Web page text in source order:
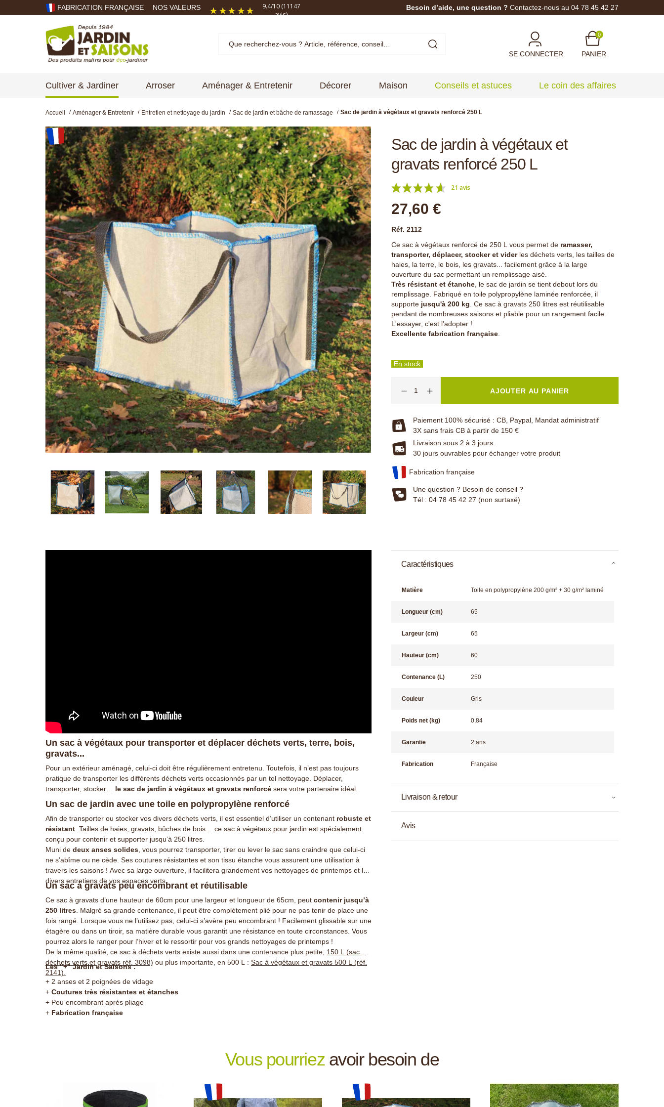
FABRICATION FRANÇAISE NOS VALEURS
avis)
Besoin d’aide, une question ? Contactez-nous au 04 78 45 42 27
SE CONNECTER PANIER
0
Cultiver & Jardiner Arroser Aménager & Entretenir Décorer Maison Conseils et astuces Le coin des affaires
Accueil Aménager & Entretenir Entretien et nettoyage du jardin Sac de jardin et bâche de ramassage Sac de jardin à végétaux et gravats renforcé 250 L
Sac de jardin à végétaux et
gravats renforcé 250 L
21 avis
27,60 €
Réf. 2112
Ce sac à végétaux renforcé de 250 L vous permet de ramasser,
transporter, déplacer, stocker et vider les déchets verts, les tailles de
haies, la terre, le bois, les gravats... facilement grâce à la large
ouverture du sac permettant un remplissage aisé.
Très résistant et étanche, le sac de jardin se tient debout lors du
remplissage. Fabriqué en toile polypropylène laminée renforcée, il
supporte jusqu'à 200 kg . Ce sac à gravats 250 litres est réutilisable
pendant de nombreuses saisons et pliable pour un rangement facile.
L'essayer, c'est l'adopter !
Excellente fabrication française.
En stock
AJOUTER AU PANIER
Paiement 100% sécurisé : CB, Paypal, Mandat administratif
3X sans frais CB à partir de 150 €
Livraison sous 2 à 3 jours.
30 jours ouvrables pour échanger votre produit
Fabrication française
Une question ? Besoin de conseil ?
Tél : 04 78 45 42 27 (non surtaxé)
Un sac à végétaux pour transporter et déplacer déchets verts, terre, bois,
gravats...
Pour un extérieur aménagé, celui-ci doit être régulièrement entretenu. Toutefois, il n’est pas toujours
pratique de transporter les différents déchets verts occasionnés par un tel nettoyage. Déplacer,
transporter, stocker… le sac de jardin à végétaux et gravats renforcé sera votre partenaire idéal.
Un sac de jardin avec une toile en polypropylène renforcé
Afin de transporter ou stocker vos divers déchets verts, il est essentiel d’utiliser un contenant robuste et
résistant . Tailles de haies, gravats, bûches de bois… ce sac à végétaux pour jardin est spécialement
conçu pour contenir et supporter jusqu’à 250 litres.
Muni de deux anses solides , vous pourrez transporter, tirer ou lever le sac sans craindre que celui-ci
ne s’abîme ou ne cède. Ses coutures résistantes et son tissu étanche vous assurent une utilisation à
travers les saisons ! Avec sa large ouverture, il facilitera grandement vos nettoyages de printemps et les
divers entretiens de vos espaces verts.
Un sac à gravats peu encombrant et réutilisable
Ce sac à gravats d’une hauteur de 60cm pour une largeur et longueur de 65cm, peut contenir jusqu’à
250 litres . Malgré sa grande contenance, il peut être complètement plié pour ne pas tenir de place une
fois rangé. Lorsque vous ne l’utilisez pas, celui-ci s’avère peu encombrant ! Facilement glissable sur une
étagère ou dans un tiroir, sa matière durable vous garantit une résistance en toute circonstances. Vous
pourrez alors le ranger pour l’hiver et le ressortir pour vos grands nettoyages de printemps !
De la même qualité, ce sac à déchets verts existe aussi dans une contenance plus petite, 150 L (sac à
déchets verts et gravats réf. 3098) ou plus importante, en 500 L : Sac à végétaux et gravats 500 L (réf.
2141)
Les "+" Jardin et Saisons :
+ 2 anses et 2 poignées de vidage
+ Coutures très résistantes et étanches
+ Peu encombrant après pliage
+ Fabrication française
Caractéristiques
Matière Toile en polypropylène 200 g/m² + 30 g/m² laminé
Longueur (cm) 65
Largeur (cm) 65
Hauteur (cm) 60
Contenance (L) 250
Couleur Gris
Poids net (kg) 0,84
Garantie 2 ans
Fabrication Française
Livraison & retour
Avis
Vous pourriezavoir besoin de